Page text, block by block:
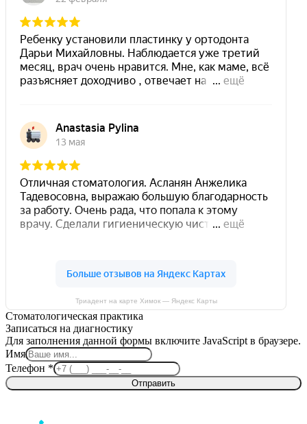
Триадент на карте Химок — Яндекс Карты
Стоматологическая практика
Записаться на диагностику
Для заполнения данной формы включите JavaScript в браузере.
Имя
Телефон
Имя
Телефон *
Отправить